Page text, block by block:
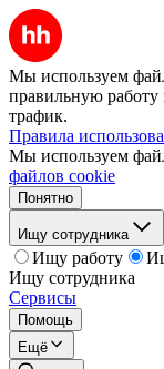
Мы используем
правильную работу
трафик.
Правила
Мы используем
файлов cookie
Понятно
Ищу сотрудника
Ищу работу
Ищу сотрудника
Сервисы
Помощь
Ещё